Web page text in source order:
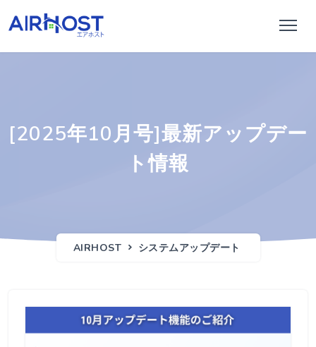
[2025年10月号]最新アップデー
ト情報
AIRHOST システムアップデート